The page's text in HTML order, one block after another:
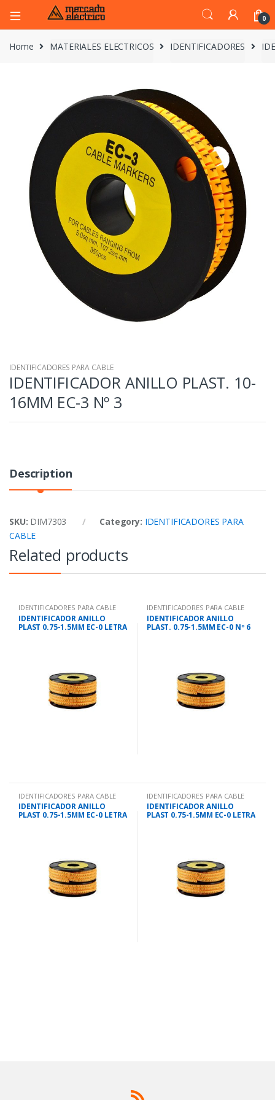
0
Home MATERIALES ELECTRICOS IDENTIFICADORES
IDENTIFICADORES PARA CABLE
IDENTIFICADOR ANILLO PLAST. 10-
16MM EC-3 Nº 3
Description
SKU: DIM7303 Category: IDENTIFICADORES PARA
CABLE
Related products
IDENTIFICADORES PARA CABLE
IDENTIFICADOR ANILLO
PLAST 0.75-1.5MM EC-0 LETRA
IDENTIFICADORES PARA CABLE
IDENTIFICADOR ANILLO
PLAST. 0.75-1.5MM EC-0 Nº 6
IDENTIFICADORES PARA CABLE
IDENTIFICADOR ANILLO
PLAST 0.75-1.5MM EC-0 LETRA
IDENTIFICADORES PARA CABLE
IDENTIFICADOR ANILLO
PLAST 0.75-1.5MM EC-0 LETRA